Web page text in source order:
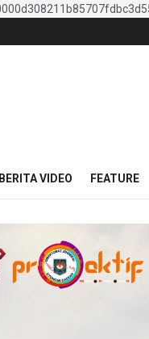
BERITA VIDEO FEATURE